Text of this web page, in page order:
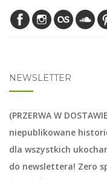
NEWSLETTER
(PRZERWA W
niepublikowane
dla wszystkich
do newslettera! Zero